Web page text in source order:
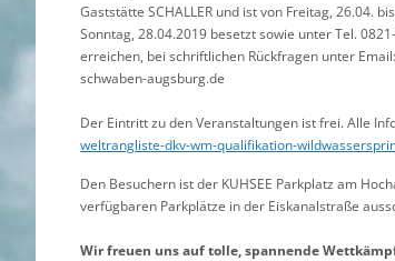
Gaststätte SCHALLER und ist von Freitag, 26.04.
Sonntag, 28.04.2019 besetzt sowie unter Tel.
erreichen, bei schriftlichen Rückfragen unter
schwaben-augsburg.de
Der Eintritt zu den Veranstaltungen ist frei. Alle
weltrangliste-dkv-wm-qualifikation-
Den Besuchern ist der KUHSEE Parkplatz am
verfügbaren Parkplätze in der Eiskanalstraße
Wir freuen uns auf tolle, spannende